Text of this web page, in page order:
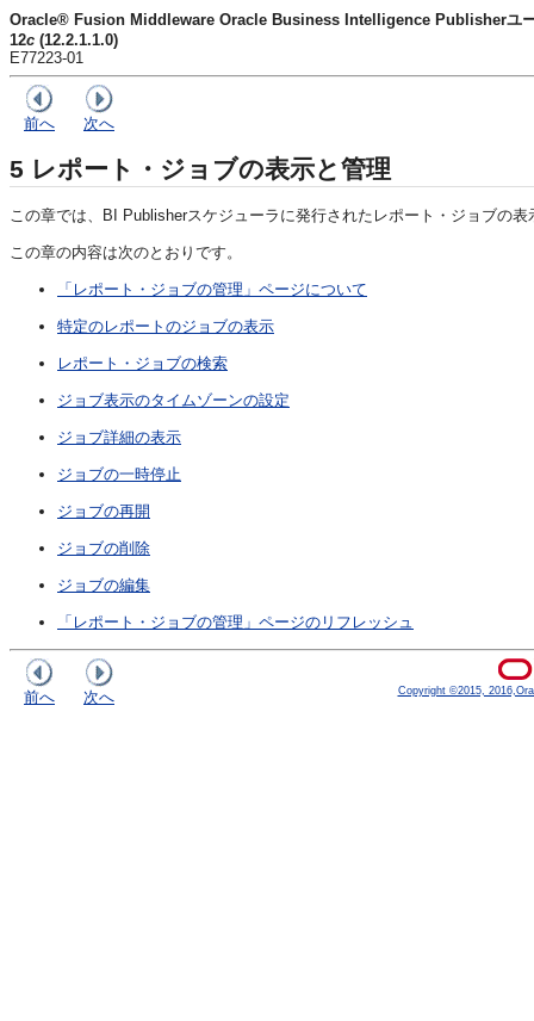
Oracle® Fusion Middleware Oracle Business Intelligence Publisherユ
12c (12.2.1.1.0)
E77223-01
前へ 次へ
5 レポート・ジョブの表示と管理
この章では、 BI Publisherスケジューラに発行されたレポート・ジョブの
この章の内容は次のとおりです。
「レポート・ジョブの管理」ページについて
特定のレポートのジョブの表示
レポート・ジョブの検索
ジョブ表示のタイムゾーンの設定
ジョブ詳細の表示
ジョブの一時停止
ジョブの再開
ジョブの削除
ジョブの編集
「レポート・ジョブの管理」ページのリフレッシュ
前へ 次へ Copyright ©2015,